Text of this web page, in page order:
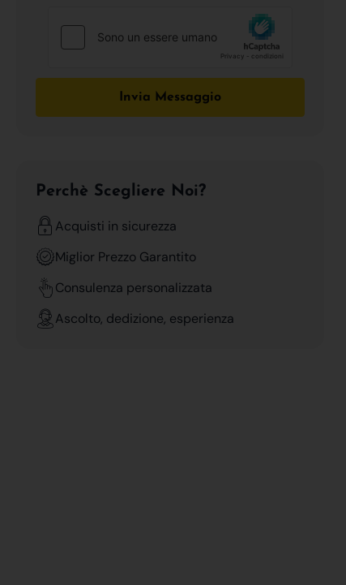
Invia Messaggio
Perchè Scegliere Noi?
Acquisti in sicurezza
Miglior Prezzo Garantito
Consulenza personalizzata
Ascolto, dedizione, esperienza